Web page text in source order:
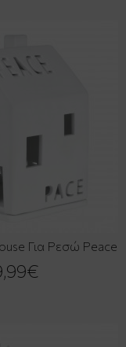
Για Ρεσώ Peace